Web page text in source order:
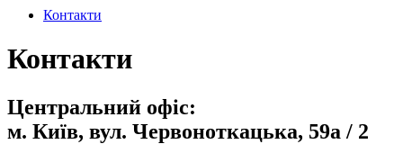
Контакти
Контакти
Центральний офіс:
м. Київ, вул. Червоноткацька, 59а / 2